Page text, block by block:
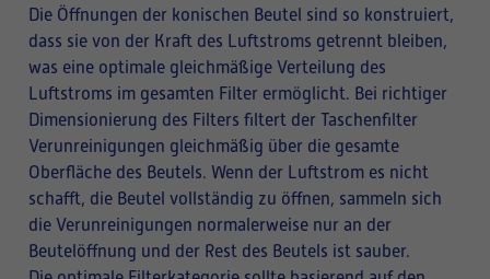
Die Öffnungen der konischen Beutel sind so konstruiert,
dass sie von der Kraft des Luftstroms getrennt bleiben,
was eine optimale gleichmäßige Verteilung des
Luftstroms im gesamten Filter ermöglicht. Bei richtiger
Dimensionierung des Filters filtert der Taschenfilter
Verunreinigungen gleichmäßig über die gesamte
Oberfläche des Beutels. Wenn der Luftstrom es nicht
schafft, die Beutel vollständig zu öffnen, sammeln sich
die Verunreinigungen normalerweise nur an der
Beutelöffnung und der Rest des Beutels ist sauber.